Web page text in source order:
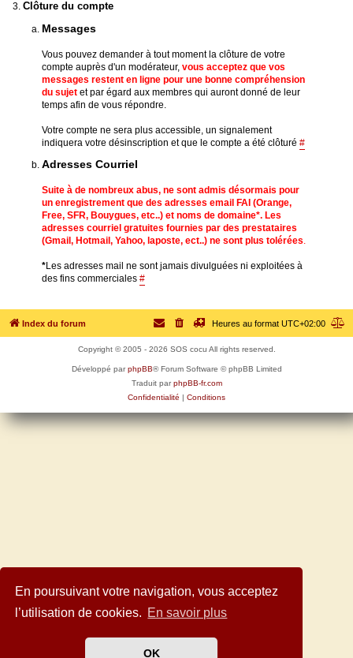
En poursuivant votre navigation, vous acceptez
l’utilisation de cookies. En savoir plus
OK
Clôture du compte
Messages
Vous pouvez demander à tout moment la clôture de votre
compte auprès d'un modérateur, vous acceptez que vos
messages restent en ligne pour une bonne compréhension
du sujet et par égard aux membres qui auront donné de leur
temps afin de vous répondre.
Votre compte ne sera plus accessible, un signalement
indiquera votre désinscription et que le compte a été clôturé #
Adresses Courriel
Suite à de nombreux abus, ne sont admis désormais pour
un enregistrement que des adresses email FAI (Orange,
Free, SFR, Bouygues, etc..) et noms de domaine*. Les
adresses courriel gratuites fournies par des prestataires
(Gmail, Hotmail, Yahoo, laposte, ect..) ne sont plus tolérées
*Les adresses mail ne sont jamais divulguées ni exploitées à
des fins commerciales #
Index du forum Heures au format UTC+02:00
Copyright © 2005 - 2026 SOS cocu All rights reserved.
Développé parphpBB® Forum Software © phpBB Limited
Traduit parphpBB-fr.com
Confidentialité | Conditions